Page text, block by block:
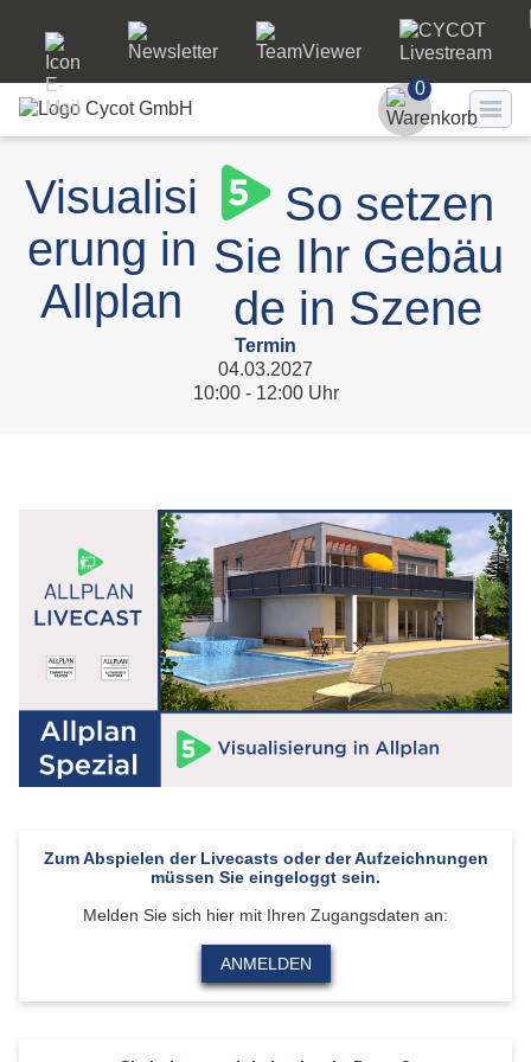
Passwort
0
Visualisi
erung in
Allplan
So setzen
Sie Ihr Gebäu
de in Szene
Termin
04.03.2027
10:00 - 12:00 Uhr
Zum Abspielen der Livecasts oder der Aufzeichnungen
müssen Sie eingeloggt sein.
Melden Sie sich hier mit Ihren Zugangsdaten an:
ANMELDEN